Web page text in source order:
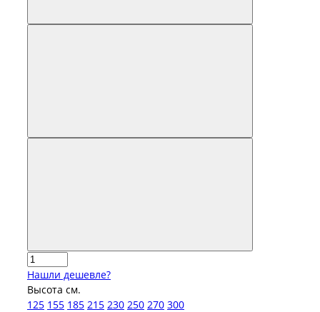
Нашли дешевле?
Высота см.
125 155 185 215 230 250 270 300